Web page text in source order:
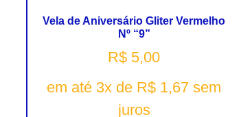
Vela de Aniversário Gliter Vermelho
Nº “9”
R$ 5,00
em até 3x de R$ 1,67 sem
juros